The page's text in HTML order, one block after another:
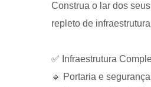
Construa o lar dos
repleto de
✅ Infraestrutura
🔹 Portaria e